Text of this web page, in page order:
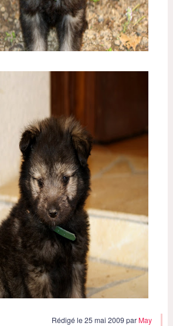
Rédigé le 25 mai 2009 par May